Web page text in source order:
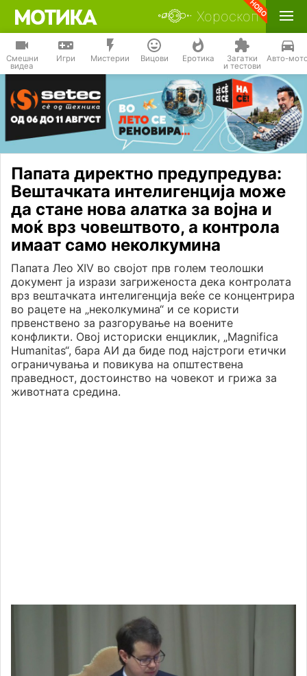
Хороскоп
Смешни
видеа
Игри Мистерии Вицови Еротика Загатки
и тестови
Авто-
Папата директно предупредува:
Вештачката интелигенција може
да стане нова алатка за војна и
моќ врз човештвото, а контрола
имаат само неколкумина
Папата Лео XIV во својот прв голем теолошки
документ ја изрази загриженоста дека контролата
врз вештачката интелигенција веќе се концентрира
во рацете на „неколкумина“ и се користи
првенствено за разгорување на воените
конфликти. Овој историски енциклик, „Magnifica
Humanitas“, бара АИ да биде под најстроги етички
ограничувања и повикува на општествена
праведност, достоинство на човекот и грижа за
животната средина.